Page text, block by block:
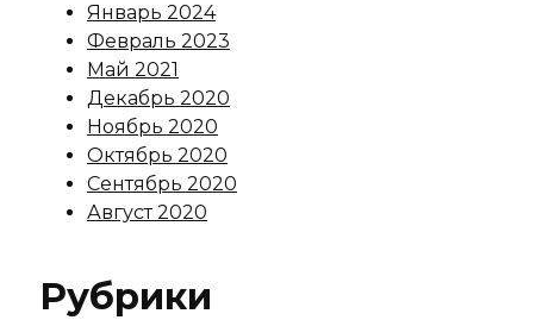
Январь 2024
Февраль 2023
Май 2021
Декабрь 2020
Ноябрь 2020
Октябрь 2020
Сентябрь 2020
Август 2020
Рубрики